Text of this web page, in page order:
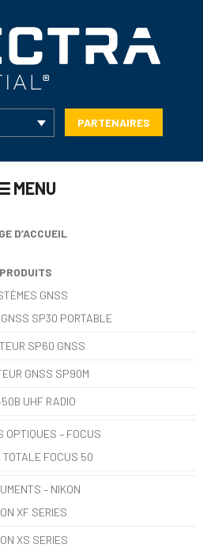
PARTENAIRES
MENU
D’ACCUEIL
PRODUITS
GNSS
SP30 PORTABLE
SP60 GNSS
GNSS SP90M
UHF RADIO
OPTIQUES – FOCUS
TOTALE FOCUS 50
– NIKON
XF SERIES
XS SERIES